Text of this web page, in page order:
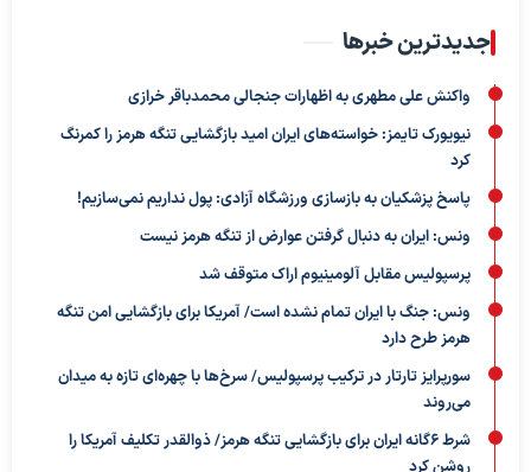
جدیدترین خبرها
واکنش علی مطهری به اظهارات جنجالی محمدباقر خرازی
نیویورک تایمز: خواسته‌های ایران امید بازگشایی تنگه هرمز را کمرنگ
کرد
پاسخ پزشکیان به بازسازی ورزشگاه آزادی: پول نداریم نمی‌سازیم!
ونس: ایران به دنبال گرفتن عوارض از تنگه هرمز نیست
پرسپولیس مقابل آلومینیوم اراک متوقف شد
ونس: جنگ با ایران تمام نشده است/ آمریکا برای بازگشایی امن تنگه
هرمز طرح دارد
سورپرایز تارتار در ترکیب پرسپولیس/ سرخ‌ها با چهره‌ای تازه به میدان
می‌روند
شرط ۶گانه ایران برای بازگشایی تنگه هرمز/ ذوالقدر تکلیف آمریکا را
روشن کرد